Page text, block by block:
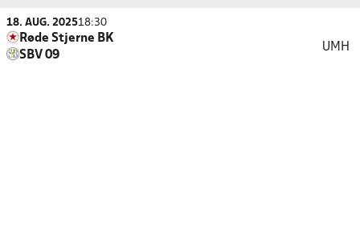
18. AUG. 202518:30
Røde Stjerne BK
SBV 09
UMH